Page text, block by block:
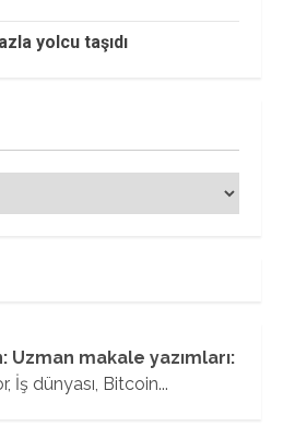
yolcu taşıdı
Uzman makale yazımları:
İş dünyası, Bitcoin...